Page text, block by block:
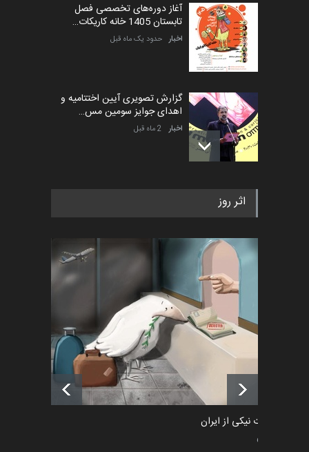
آغاز دوره‌های تخصصی فصل
تابستان 1405 خانه کاریکات…
اخبار حدود یک ماه قبل
گزارش تصویری آیین اختتامیه و
اهدای جوایز سومین مس…
اخبار 2 ماه قبل
به یاد اردوغان باشول (۱۹۳۶–
اخبار 2 ماه قبل
رویداد کارگاهی کارتون و پوستر
«ایران سربلند» به ا…
اخبار 6 ماه قبل
فراخوان رویداد کارگاهی کارتون و
پوستر "ایران سربل…
اخبار 6 ماه قبل
اثر روز
طراوت نیکی از ایران
سیاسی